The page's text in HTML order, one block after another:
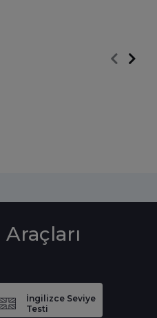
Araçları
İngilizce Seviye
Testi